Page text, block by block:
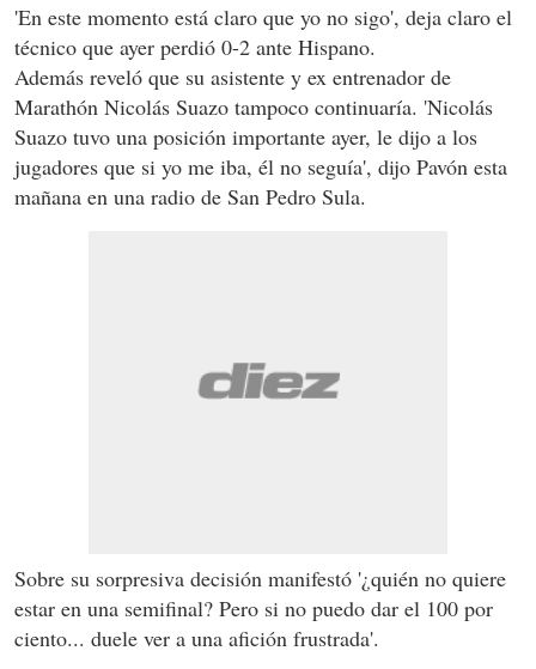
'En este momento está claro que yo no sigo', deja claro el
técnico que ayer perdió 0-2 ante Hispano.
Además reveló que su asistente y ex entrenador de
Marathón Nicolás Suazo tampoco continuaría. 'Nicolás
Suazo tuvo una posición importante ayer, le dijo a los
jugadores que si yo me iba, él no seguía', dijo Pavón esta
mañana en una radio de San Pedro Sula.
Sobre su sorpresiva decisión manifestó '¿quién no quiere
estar en una semifinal? Pero si no puedo dar el 100 por
ciento... duele ver a una afición frustrada'.